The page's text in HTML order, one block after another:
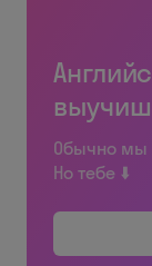
Обычно мы
Но тебе ⬇️